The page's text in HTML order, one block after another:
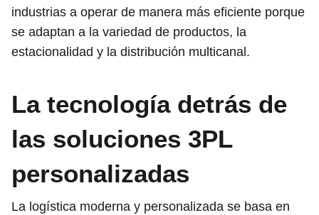
industrias a operar de manera más eficiente porque
se adaptan a la variedad de productos, la
estacionalidad y la distribución multicanal.
La tecnología detrás de
las soluciones 3PL
personalizadas
La logística moderna y personalizada se basa en